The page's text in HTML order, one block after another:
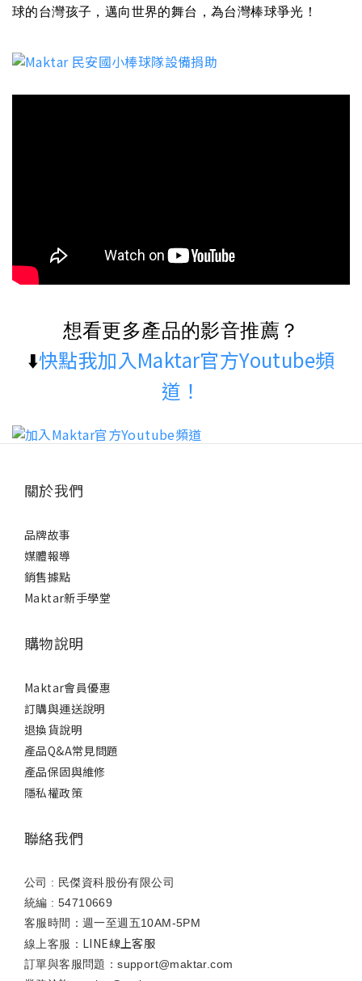
球的台灣孩子，邁向世界的舞台，為台灣棒球爭光！
想看更多產品的影音推薦？
⬇️快點我加入Maktar官方Youtube頻
道！
關於我們
品牌故事
媒體報導
銷售據點
Maktar新手學堂
購物說明
Maktar會員優惠
訂購與運送說明
退換貨說明
產品Q&A常見問題
產品保固與維修
隱私權政策
聯絡我們
公司 : 民傑資科股份有限公司
統編 : 54710669
客服時間：週一至週五10AM-5PM
線上客服： LINE線上客服
訂單與客服問題：support@maktar.com